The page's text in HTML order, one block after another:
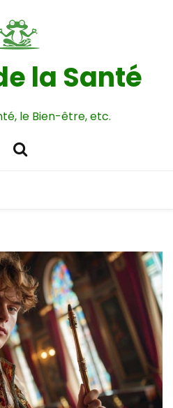
la Santé
le Bien-être, etc.